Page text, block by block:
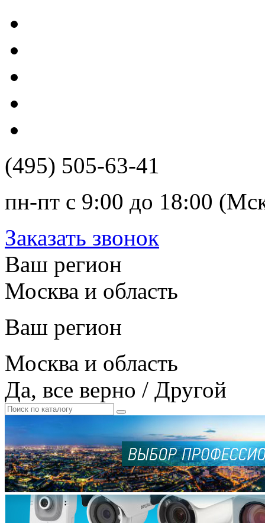
(495) 505-63-41
пн-пт с 9:00 до 18:00
Заказать звонок
Ваш регион
Москва и область
Ваш регион
Москва и область
Да, все верно / Другой